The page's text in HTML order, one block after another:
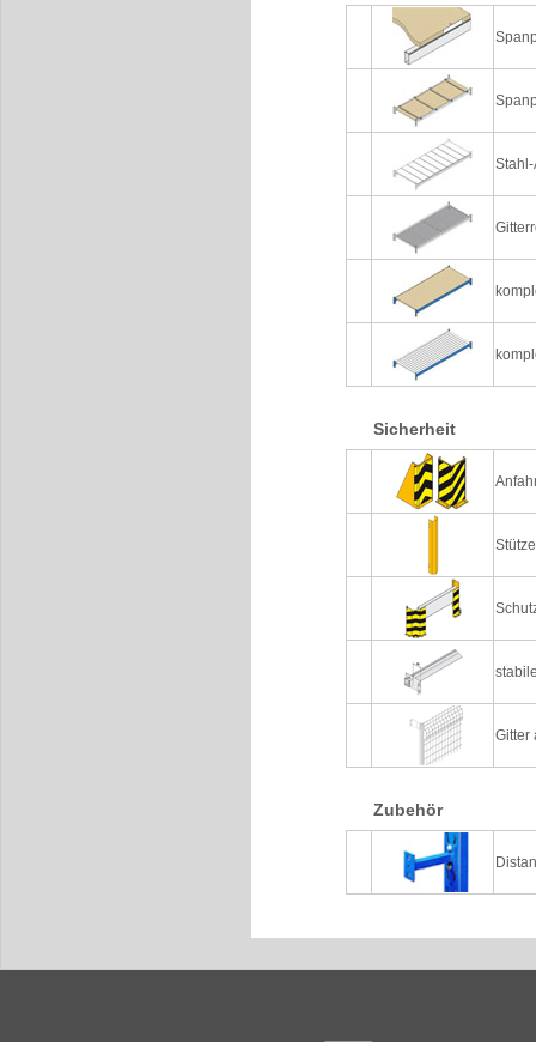
Sicherheit
Gitter
Zubehör